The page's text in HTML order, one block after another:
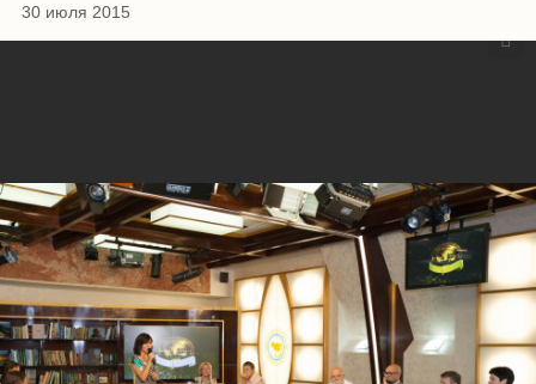
30 июля 2015